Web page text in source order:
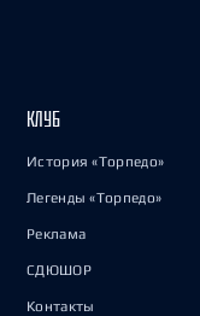
КЛУБ
История «Торпедо»
Легенды «Торпедо»
Реклама
СДЮШОР
Контакты